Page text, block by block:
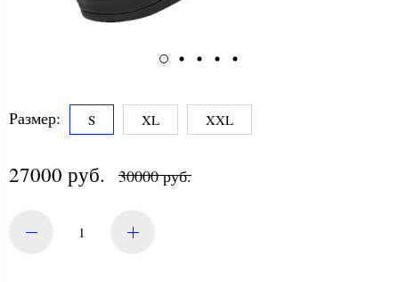
Размер: S XL XXL
27000 руб. 30000 руб.